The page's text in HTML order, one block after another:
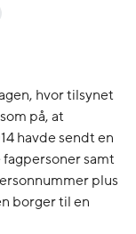
hvor tilsynet
på, at
havde sendt en
samt
plus
borger til en